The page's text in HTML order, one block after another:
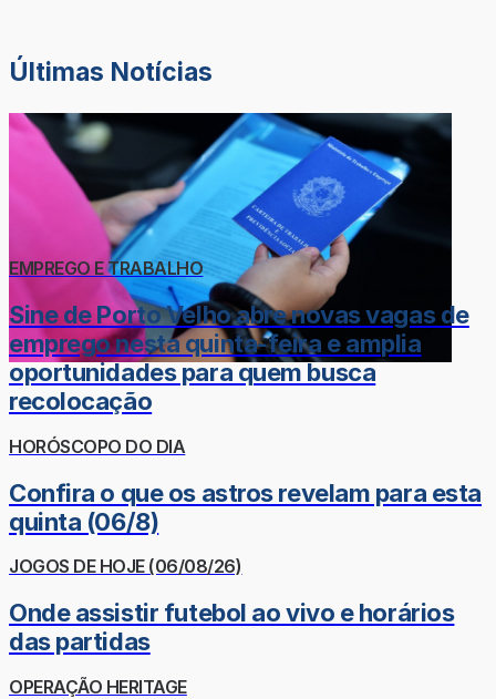
Últimas Notícias
EMPREGO E TRABALHO
Sine de Porto Velho abre novas vagas de
emprego nesta quinta-feira e amplia
oportunidades para quem busca
recolocação
HORÓSCOPO DO DIA
Confira o que os astros revelam para esta
quinta (06/8)
JOGOS DE HOJE (06/08/26)
Onde assistir futebol ao vivo e horários
das partidas
OPERAÇÃO HERITAGE